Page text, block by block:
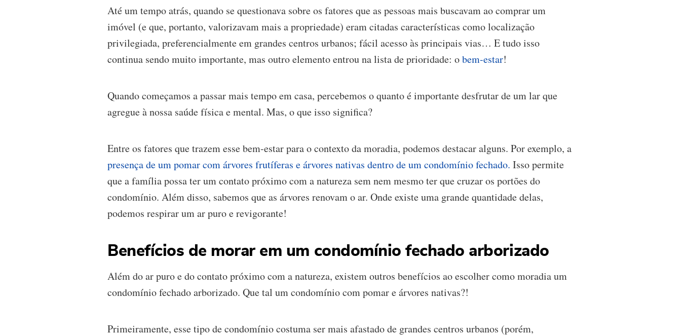
Até um tempo atrás, quando se questionava sobre os fatores que as pessoas mais buscavam ao comprar um
imóvel (e que, portanto, valorizavam mais a propriedade) eram citadas características como localização
privilegiada, preferencialmente em grandes centros urbanos; fácil acesso às principais vias… E tudo isso
continua sendo muito importante, mas outro elemento entrou na lista de prioridade: obem-estar!
Quando começamos a passar mais tempo em casa, percebemos o quanto é importante desfrutar de um lar que
agregue à nossa saúde física e mental. Mas, o que isso significa?
Entre os fatores que trazem esse bem-estar para o contexto da moradia, podemos destacar alguns. Por exemplo, a
presença de um pomar com árvores frutíferas e árvores nativas dentro de um condomínio fechado. Isso permite
que a família possa ter um contato próximo com a natureza sem nem mesmo ter que cruzar os portões do
condomínio. Além disso, sabemos que as árvores renovam o ar. Onde existe uma grande quantidade delas,
podemos respirar um ar puro e revigorante!
Benefícios de morar em um condomínio fechado arborizado
Além do ar puro e do contato próximo com a natureza, existem outros benefícios ao escolher como moradia um
condomínio fechado arborizado. Que tal um condomínio com pomar e árvores nativas?!
Primeiramente, esse tipo de condomínio costuma ser mais afastado de grandes centros urbanos (porém,